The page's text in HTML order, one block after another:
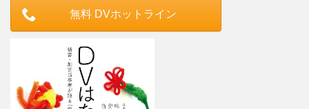
無料 DVホットライン